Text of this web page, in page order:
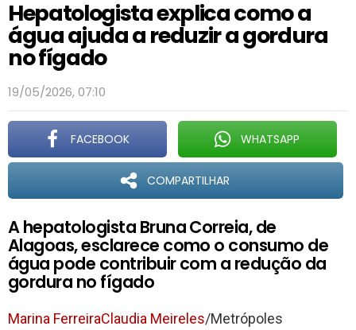
Hepatologista explica como a
água ajuda a reduzir a gordura
no fígado
19/05/2026, 07:10
FACEBOOK WHATSAPP
COMPARTILHAR
A hepatologista Bruna Correia, de
Alagoas, esclarece como o consumo de
água pode contribuir com a redução da
gordura no fígado
Marina FerreiraClaudia Meireles/Metrópoles